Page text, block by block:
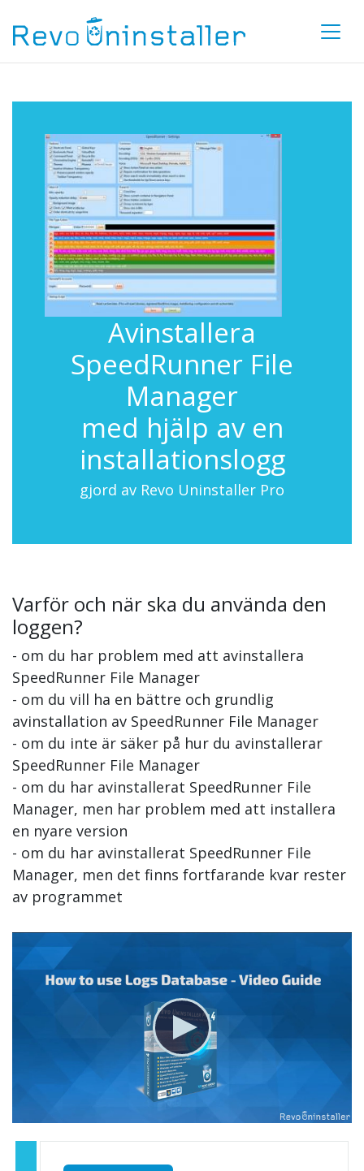
Avinstallera
SpeedRunner File
Manager
med hjälp av en
installationslogg
gjord av Revo Uninstaller Pro
Varför och när ska du använda den
loggen?
- om du har problem med att avinstallera
SpeedRunner File Manager
- om du vill ha en bättre och grundlig
avinstallation av SpeedRunner File Manager
- om du inte är säker på hur du avinstallerar
SpeedRunner File Manager
- om du har avinstallerat SpeedRunner File
Manager, men har problem med att installera
en nyare version
- om du har avinstallerat SpeedRunner File
Manager, men det finns fortfarande kvar rester
av programmet